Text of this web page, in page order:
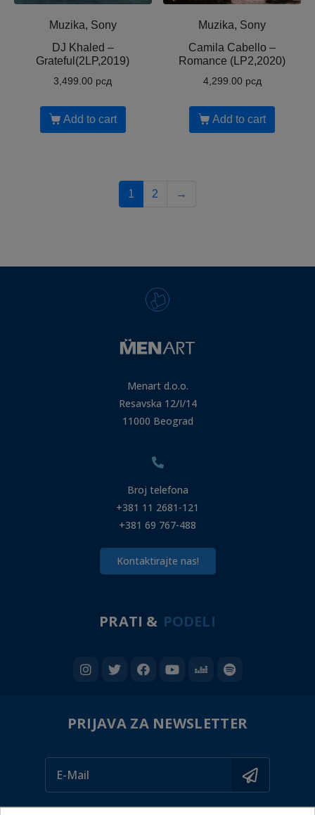
Muzika, Sony
DJ Khaled –
Grateful(2LP,2019)
3,499.00 рсд
Add to cart
Muzika, Sony
Camila Cabello –
Romance (LP2,2020)
4,299.00 рсд
Add to cart
1 2 →
Menart d.o.o.
Resavska 12/I/14
11000 Beograd
Broj telefona
+381 11 2681-121
+381 69 767-488
Kontaktirajte nas!
PRATI & PODELI
PRIJAVA ZA NEWSLETTER